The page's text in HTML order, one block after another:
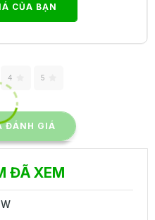
CỦA BẠN
4 5
ĐÁNH GIÁ
ĐÃ XEM